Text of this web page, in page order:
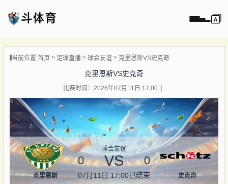
播
像
闻
当前位置:首页 足球直播 球会友谊 克里恩斯VS史克奇
克里恩斯VS史克奇
比赛时间：2026年07月11日 17:00
克里恩斯
球会友谊
0 VS 0
07月11日 17:00已结束 史克奇